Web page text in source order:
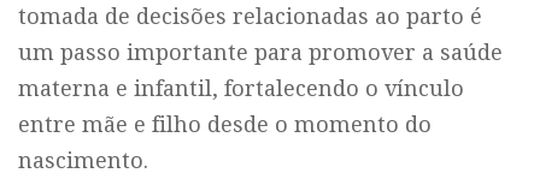
tomada de decisões relacionadas ao parto é
um passo importante para promover a saúde
materna e infantil, fortalecendo o vínculo
entre mãe e filho desde o momento do
nascimento.